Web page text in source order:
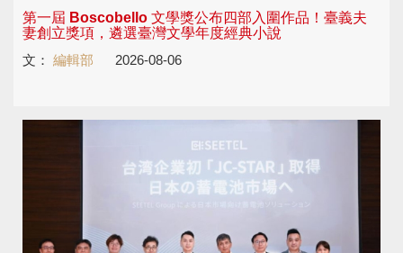
第一屆 Boscobello 文學獎公布四部入圍作品！臺義夫
妻創立獎項，遴選臺灣文學年度經典小說
文： 編輯部 2026-08-06